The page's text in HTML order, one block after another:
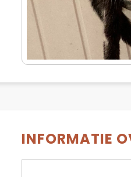
INFORMATIE